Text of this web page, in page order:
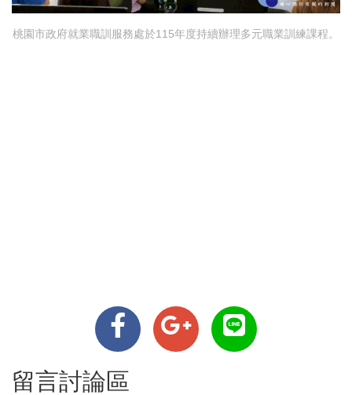
桃園市政府就業職訓服務處於115年度持續辦理多元職業訓練課程。
留言討論區